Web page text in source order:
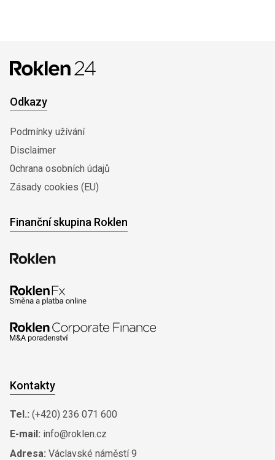
Odkazy
Podmínky užívání
Disclaimer
0chrana osobních údajů
Zásady cookies (EU)
Finanční skupina Roklen
Kontakty
Tel.: (+420) 236 071 600
E-mail: info@roklen.cz
Adresa: Václavské náměstí 9